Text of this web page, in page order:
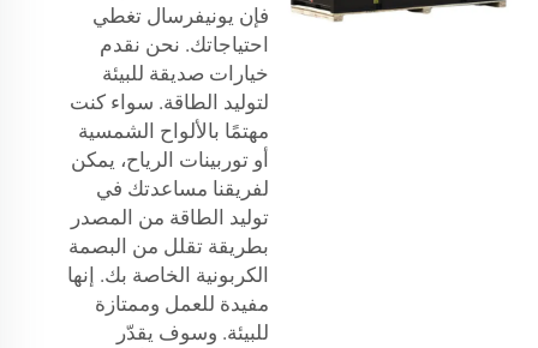
فإن يونيفرسال تغطي
احتياجاتك. نحن نقدم
خيارات صديقة للبيئة
لتوليد الطاقة. سواء كنت
مهتمًا بالألواح الشمسية
أو توربينات الرياح، يمكن
لفريقنا مساعدتك في
توليد الطاقة من المصدر
بطريقة تقلل من البصمة
الكربونية الخاصة بك. إنها
مفيدة للعمل وممتازة
للبيئة. وسوف يقدّر